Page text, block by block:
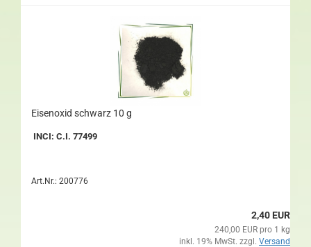
Eisenoxid schwarz 10 g
INCI: C.I. 77499
Art.Nr.: 200776
2,40 EUR
240,00 EUR pro 1 kg
inkl. 19% MwSt. zzgl. Versand